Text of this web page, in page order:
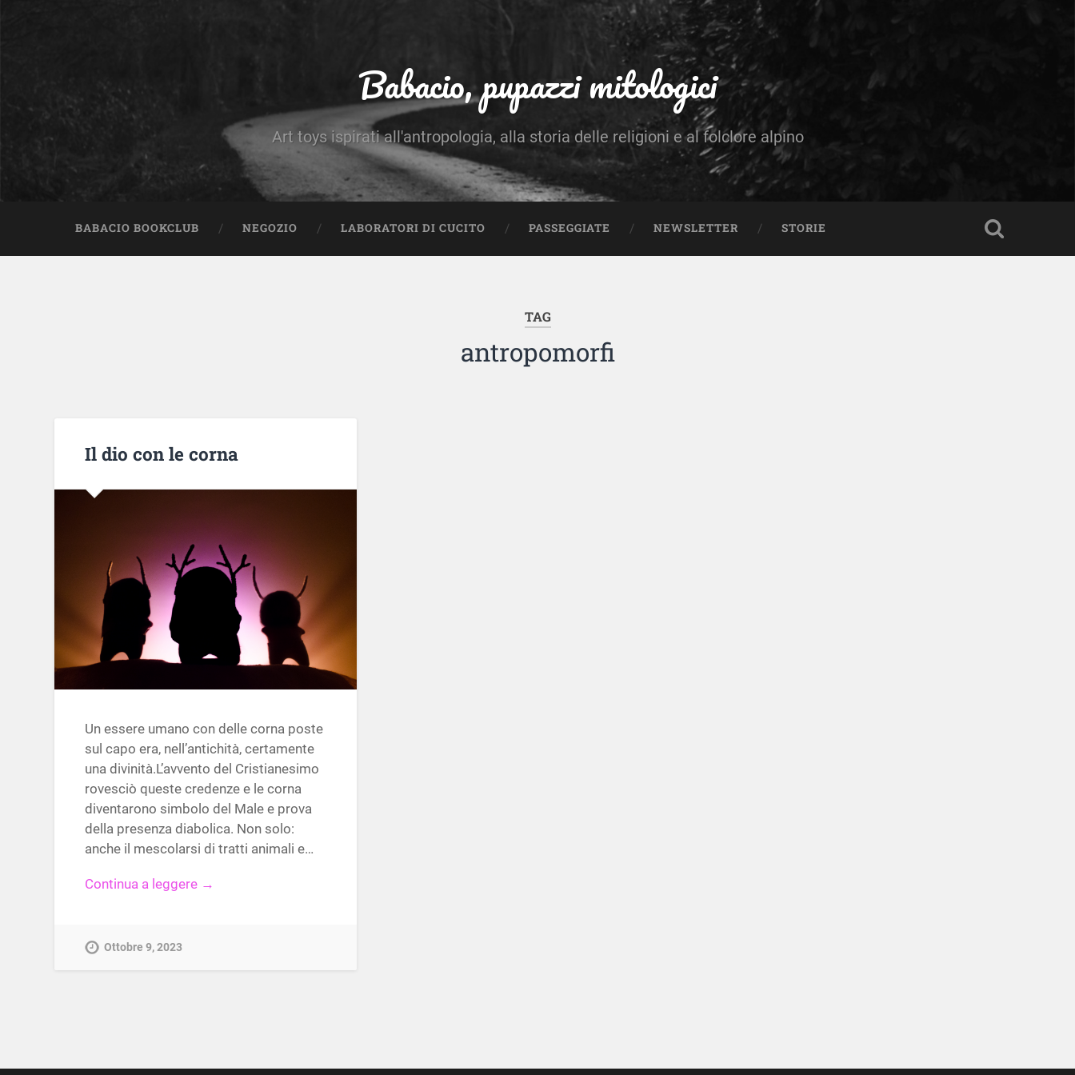
Babacio, pupazzi mitologici
Art toys ispirati all'antropologia, alla storia delle religioni e al folclore alpino
BABACIO BOOKCLUB NEGOZIO LABORATORI DI CUCITO PASSEGGIATE NEWSLETTER STORIE
TAG
antropomorfi
Il dio con le corna
Un essere umano con delle corna poste
sul capo era, nell’antichità, certamente
una divinità.L’avvento del Cristianesimo
rovesciò queste credenze e le corna
diventarono simbolo del Male e prova
della presenza diabolica. Non solo:
anche il mescolarsi di tratti animali e…
Continua a leggere →
Ottobre 9, 2023